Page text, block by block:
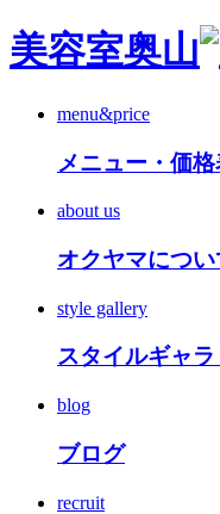
美容室奥山
menu&price
メニュー・価
about us
オクヤマについ
style gallery
スタイルギャラ
blog
ブログ
recruit